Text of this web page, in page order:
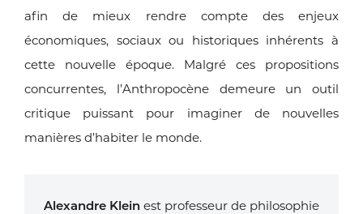
afin de mieux rendre compte des enjeux
économiques, sociaux ou historiques inhérents à
cette nouvelle époque. Malgré ces propositions
concurrentes, l’Anthropocène demeure un outil
critique puissant pour imaginer de nouvelles
manières d’habiter le monde.
Alexandre Klein est professeur de philosophie